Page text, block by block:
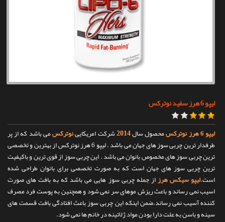
لیپو 6 هرز سفید نوترکس
لیپو 6 هرز نوترکس محصول سال2014شرکت امریکایینوترکسمی باشد که از پر
طرفدار ترین چربی سوز های جهان می باشد . لیپو 6 هرز نوترکس از بهترین و تخصصی
ترین چربی سوز های مخصوص بانوان می باشد . این چربی سوز از قوی ترین و باکیفیت
ترین چربی سوز های جهان است که به صورت تخصصی برای بانوان طراحی شده
است.لیپو سیکس هرزاز جمله چربی سوز هایی می باشد که به بافت های صورت
اسیب نمی رساند و باعث ریزش موهای سر نمی شود و همچنین به پوست فرد مصرف
کننده آسیب نمی رساند.ضمن اینکه این چربی سوز باعث افتادگی بافت قسمت های
سینه و باسن به علت دارا بودن مواد ژلاتینه در خانم ها نمی شود.